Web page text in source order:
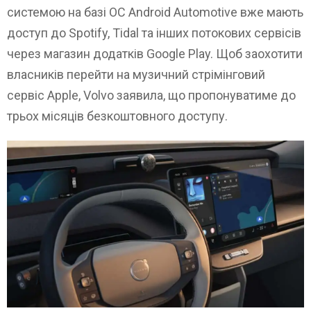
системою на базі ОС Android Automotive вже мають
доступ до Spotify, Tidal та інших потокових сервісів
через магазин додатків Google Play. Щоб заохотити
власників перейти на музичний стрімінговий
сервіс Apple, Volvo заявила, що пропонуватиме до
трьох місяців безкоштовного доступу.